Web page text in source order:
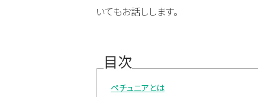
いてもお話しします。
目次
ペチュニアとは